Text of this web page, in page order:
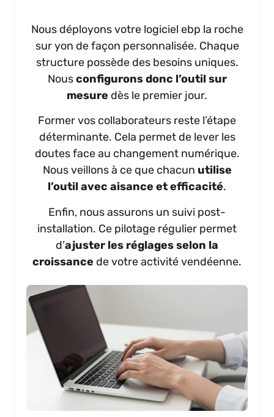
Nous déployons votre logiciel ebp la roche
sur yon de façon personnalisée. Chaque
structure possède des besoins uniques.
Nousconfigurons donc l’outil sur
mesure dès le premier jour.
Former vos collaborateurs reste l’étape
déterminante. Cela permet de lever les
doutes face au changement numérique.
Nous veillons à ce que chacun utilise
l’outil avec aisance et efficacité.
Enfin, nous assurons un suivi post-
installation. Ce pilotage régulier permet
d’ajuster les réglages selon la
croissance de votre activité vendéenne.